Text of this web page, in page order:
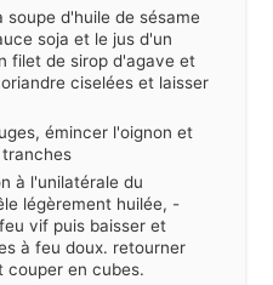
soupe d'huile de sésame
soja et le jus d'un
filet de sirop d'agave et
ciselées et laisser
émincer l'oignon et
à l'unilatérale du
légèrement huilée, -
vif puis baisser et
à feu doux. retourner
couper en cubes.